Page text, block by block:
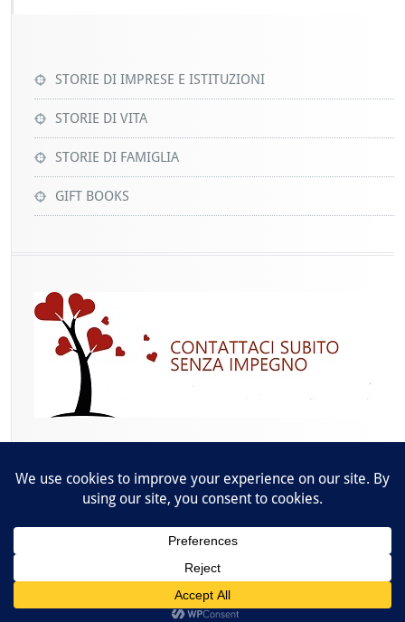
STORIE DI IMPRESE E ISTITUZIONI
STORIE DI VITA
STORIE DI FAMIGLIA
GIFT BOOKS
Raccontandosi -
- P.IVA: 09367600963 -
Cookies Policy-Privacy Policy